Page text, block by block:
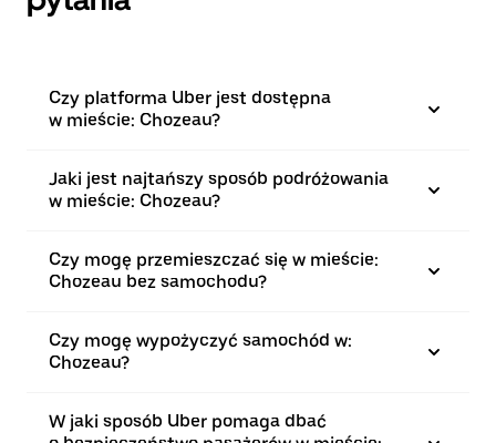
Czy platforma Uber jest dostępna
w mieście: Chozeau?
Jaki jest najtańszy sposób podróżowania
w mieście: Chozeau?
Czy mogę przemieszczać się w mieście:
Chozeau bez samochodu?
Czy mogę wypożyczyć samochód w:
Chozeau?
W jaki sposób Uber pomaga dbać